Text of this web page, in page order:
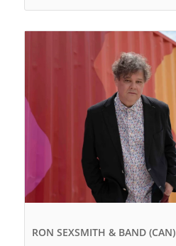
RON SEXSMITH & BAND (CAN)